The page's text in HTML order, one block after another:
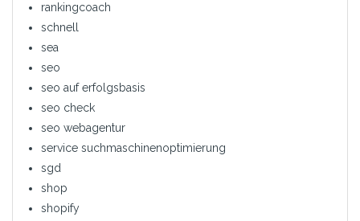
rankingcoach
schnell
sea
seo
seo auf erfolgsbasis
seo check
seo webagentur
service suchmaschinenoptimierung
sgd
shop
shopify